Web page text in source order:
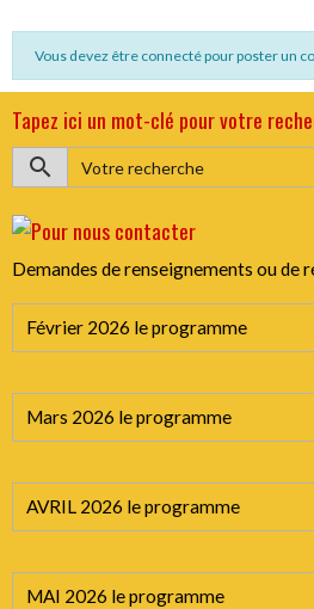
Vous devez être connecté pour poster un
Tapez ici un mot-clé pour votre
Demandes de renseignements ou de
Février 2026 le programme
Mars 2026 le programme
AVRIL 2026 le programme
MAI 2026 le programme